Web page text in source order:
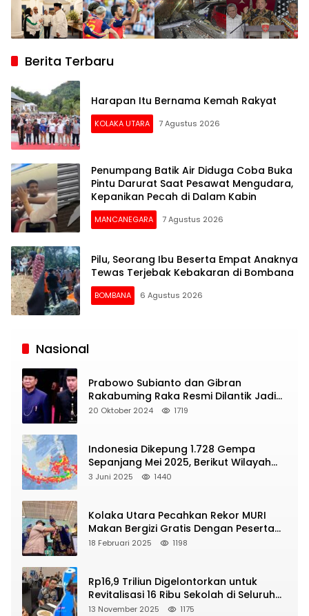
Berita Terbaru
Harapan Itu Bernama Kemah Rakyat
KOLAKA UTARA 7 Agustus 2026
Penumpang Batik Air Diduga Coba Buka
Pintu Darurat Saat Pesawat Mengudara,
Kepanikan Pecah di Dalam Kabin
MANCANEGARA 7 Agustus 2026
Pilu, Seorang Ibu Beserta Empat Anaknya
Tewas Terjebak Kebakaran di Bombana
BOMBANA 6 Agustus 2026
Siaran
Nasional
Prabowo Subianto dan Gibran
Rakabuming Raka Resmi Dilantik Jadi
Presiden dan Wapres RI
20 Oktober 2024 1719
Indonesia Dikepung 1.728 Gempa
Sepanjang Mei 2025, Berikut Wilayah
Yang Intens Diguncang!
3 Juni 2025 1440
Kolaka Utara Pecahkan Rekor MURI
Makan Bergizi Gratis Dengan Peserta
Terbanyak
18 Februari 2025 1198
Rp16,9 Triliun Digelontorkan untuk
Revitalisasi 16 Ribu Sekolah di Seluruh
Indonesia
13 November 2025 1175